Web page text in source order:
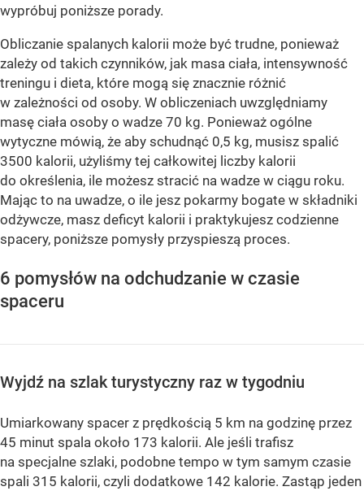
wypróbuj poniższe porady.
Obliczanie spalanych kalorii może być trudne, ponieważ
zależy od takich czynników, jak masa ciała, intensywność
treningu i dieta, które mogą się znacznie różnić
w zależności od osoby. W obliczeniach uwzględniamy
masę ciała osoby o wadze 70 kg. Ponieważ ogólne
wytyczne mówią, że aby schudnąć 0,5 kg, musisz spalić
3500 kalorii, użyliśmy tej całkowitej liczby kalorii
do określenia, ile możesz stracić na wadze w ciągu roku.
Mając to na uwadze, o ile jesz pokarmy bogate w składniki
odżywcze, masz deficyt kalorii i praktykujesz codzienne
spacery, poniższe pomysły przyspieszą proces.
6 pomysłów na odchudzanie w czasie
spaceru
Wyjdź na szlak turystyczny raz w tygodniu
Umiarkowany spacer z prędkością 5 km na godzinę przez
45 minut spala około 173 kalorii. Ale jeśli trafisz
na specjalne szlaki, podobne tempo w tym samym czasie
spali 315 kalorii, czyli dodatkowe 142 kalorie. Zastąp jeden